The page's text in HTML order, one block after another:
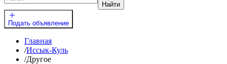
Найти
Подать объявление
Главная
/Иссык-Куль
/Другое